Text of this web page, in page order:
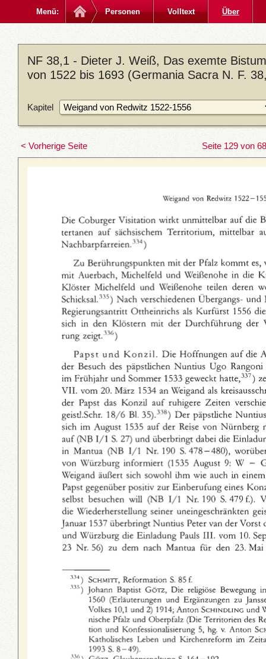
Menü: Personen Volltext Über
NF 38,1 - Dieter J. Weiß, Das exemte
von 1522 bis 1693 (Germania Sacra N. F.
Kapitel
< Vorherige Seite Seite 129 von